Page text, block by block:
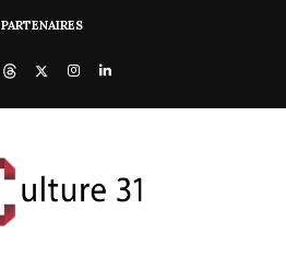
PARTENAIRES